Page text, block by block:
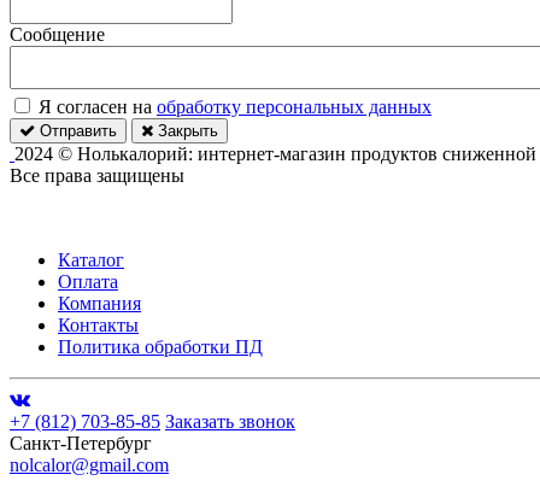
Сообщение
Я согласен на обработку персональных данных
Отправить Закрыть
2024 © Нолькалорий: интернет-магазин продуктов сниженной
Все права защищены
Каталог
Оплата
Компания
Контакты
Политика обработки ПД
+7 (812) 703-85-85 Заказать звонок
Санкт-Петербург
nolcalor@gmail.com